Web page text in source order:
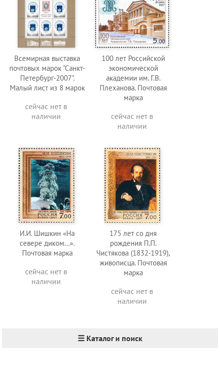
Всемирная выставка
почтовых марок "Санкт-
Петербург-2007".
Малый лист из 8 марок
сейчас нет в
наличии
100 лет Российской
экономической
академии им. Г.В.
Плеханова. Почтовая
марка
сейчас нет в
наличии
И.И. Шишкин «На
севере диком...».
Почтовая марка
сейчас нет в
наличии
175 лет со дня
рождения П.П.
Чистякова (1832-1919),
живописца. Почтовая
марка
сейчас нет в
наличии
☰ Каталог и поиск